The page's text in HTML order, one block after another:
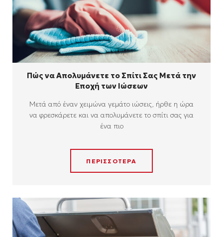
Πώς να Απολυμάνετε το Σπίτι Σας Μετά την
Εποχή των Ιώσεων
Μετά από έναν χειμώνα γεμάτο ιώσεις, ήρθε η ώρα
να φρεσκάρετε και να απολυμάνετε το σπίτι σας για
ένα πιο
ΠΕΡΙΣΣΟΤΕΡΑ